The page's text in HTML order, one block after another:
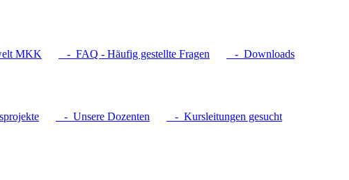
MKK - FAQ - Häufig gestellte Fragen
- Downloads
- Unsere Dozenten
- Kursleitungen gesucht